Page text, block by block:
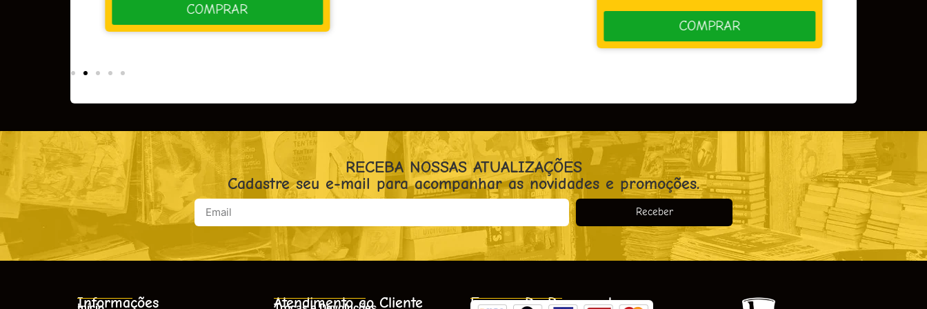
COMPRAR
COMPRAR
RECEBA NOSSAS ATUALIZAÇÕES
Cadastre seu e-mail para acompanhar as novidades e promoções.
Receber
Informações Atendimento ao Cliente Formas De Pagamento